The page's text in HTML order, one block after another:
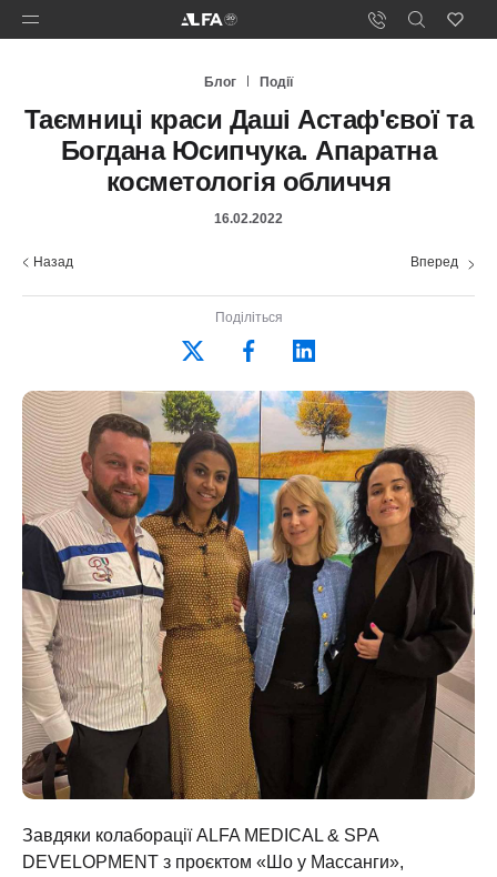
Блог Події
Таємниці краси Даші Астаф'євої та
Богдана Юсипчука. Апаратна
косметологія обличчя
16.02.2022
Назад Вперед
Поділіться
Завдяки колаборації ALFA MEDICAL & SPA
DEVELOPMENT з проєктом «Шо у Массанги»,